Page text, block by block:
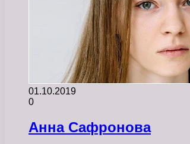
01.10.2019
0
Анна Сафронова